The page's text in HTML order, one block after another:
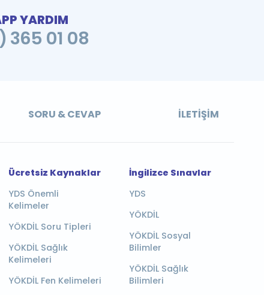
YARDIM
365 01 08
SORU & CEVAP İLETIŞIM
Ücretsiz Kaynaklar
YDS Önemli
Kelimeler
YÖKDİL Soru Tipleri
YÖKDİL Sağlık
Kelimeleri
YÖKDİL Fen Kelimeleri
İngilizce Sınavlar
YDS
YÖKDİL
YÖKDİL Sosyal
Bilimler
YÖKDİL Sağlık
Bilimleri